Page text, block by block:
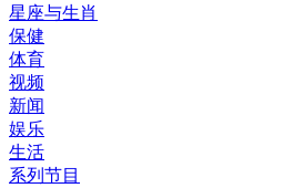
星座与生肖
保健
体育
视频
新闻
娱乐
生活
系列节目